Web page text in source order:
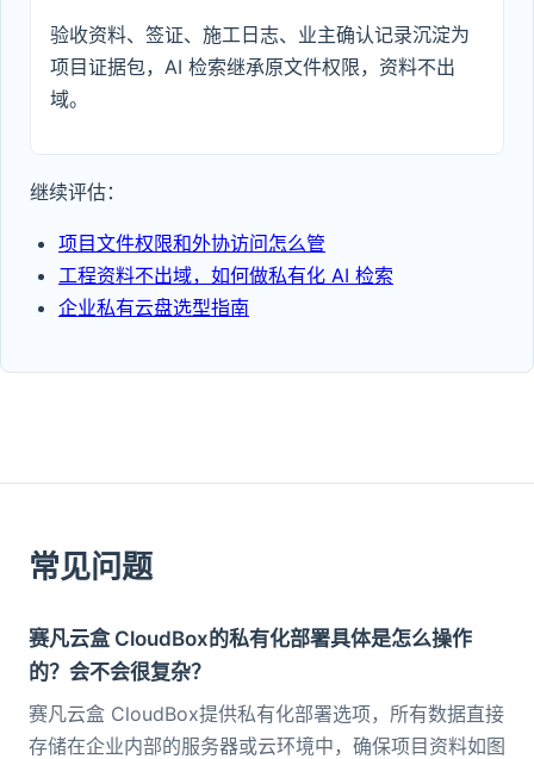
验收资料、签证、施工日志、业主确认记录沉淀为
项目证据包，AI 检索继承原文件权限，资料不出
域。
继续评估：
项目文件权限和外协访问怎么管
工程资料不出域，如何做私有化 AI 检索
企业私有云盘选型指南
常见问题
赛凡云盒 CloudBox的私有化部署具体是怎么操作
的？会不会很复杂？
赛凡云盒 CloudBox提供私有化部署选项，所有数据直接
存储在企业内部的服务器或云环境中，确保项目资料如图